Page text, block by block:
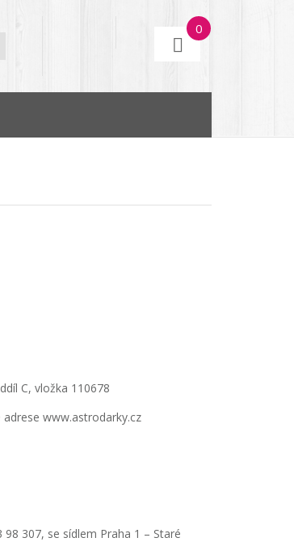
0
C, vložka 110678
www.astrodarky.cz
307, se sídlem Praha 1 – Staré